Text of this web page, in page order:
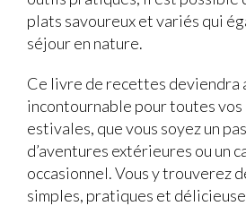
plats savoureux et variés qui
séjour en nature.
Ce livre de recettes deviendra
incontournable pour toutes vos
estivales, que vous soyez un
d’aventures extérieures ou un
occasionnel. Vous y trouverez
simples, pratiques et